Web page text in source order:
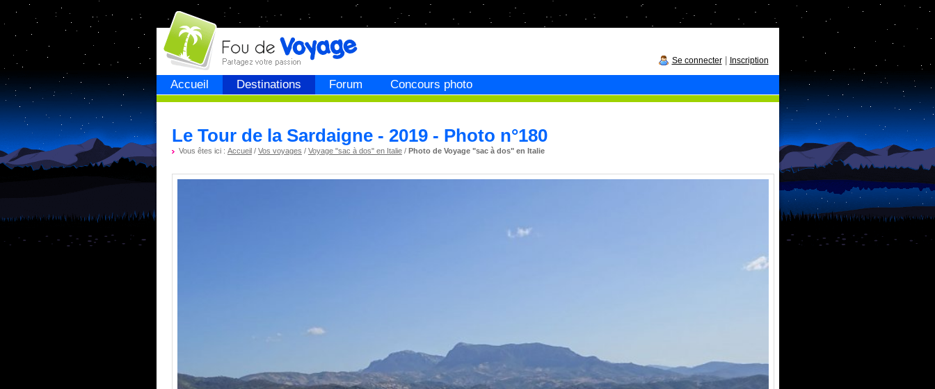
Accueil Destinations Forum Concours photo
Fou devoyage
Se connecter| Inscription
Le Tour de la Sardaigne - 2019 - Photo n°180
Vous êtes ici : Accueil/ Vos voyages / Voyage "sac à dos" en Italie/ Photo de Voyage "sac à dos" en Italie